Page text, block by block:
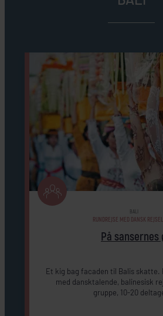
På sansernes
BALI
RUNDREJSE MED DANSK
Et kig bag facaden til Balis skatte.
med dansktalende, balinesisk
gruppe, 10-20